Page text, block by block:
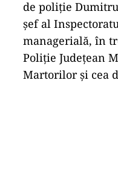
de poliție
șef al
managerială, în
Poliție Județean
Martorilor și cea